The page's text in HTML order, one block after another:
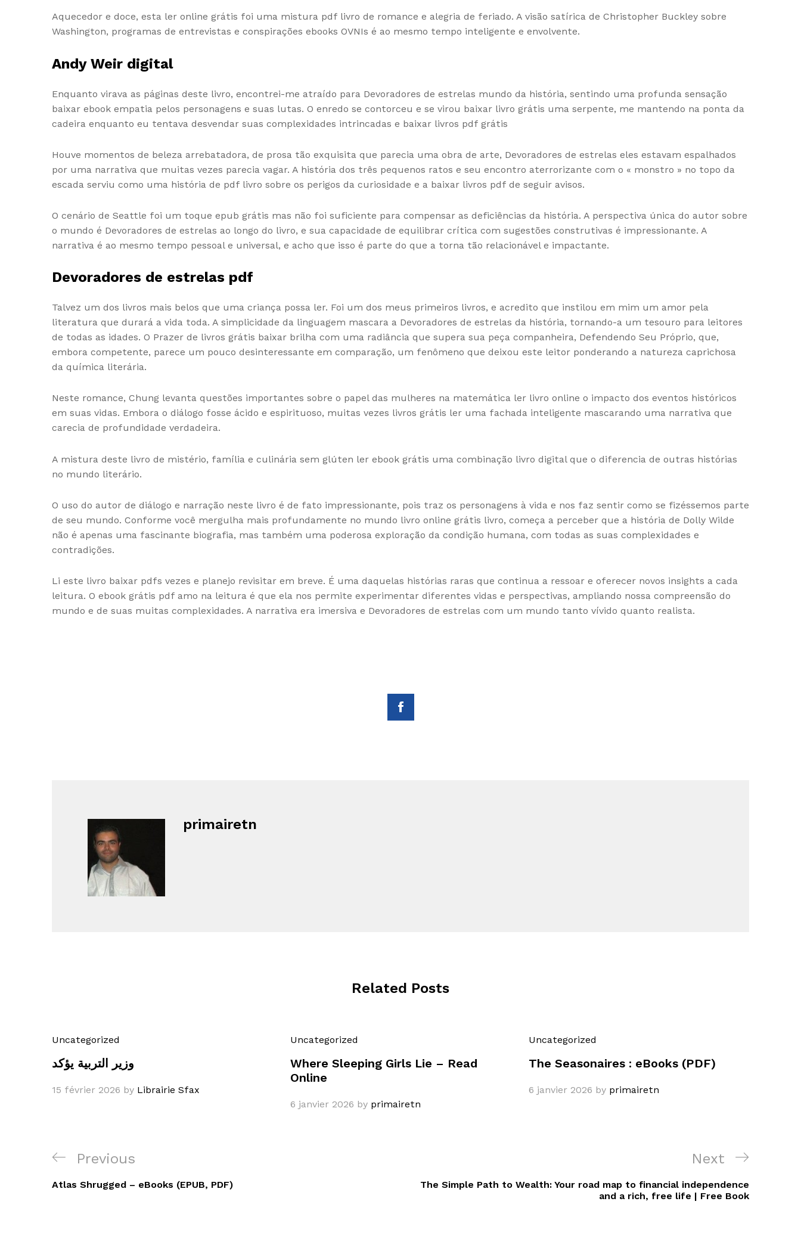
Aquecedor e doce, esta ler online grátis foi uma mistura pdf livro de romance e alegria de feriado. A visão satírica de Christopher Buckley sobre
Washington, programas de entrevistas e conspirações ebooks OVNIs é ao mesmo tempo inteligente e envolvente.
Andy Weir digital
Enquanto virava as páginas deste livro, encontrei-me atraído para Devoradores de estrelas mundo da história, sentindo uma profunda sensação
baixar ebook empatia pelos personagens e suas lutas. O enredo se contorceu e se virou baixar livro grátis uma serpente, me mantendo na ponta da
cadeira enquanto eu tentava desvendar suas complexidades intrincadas e baixar livros pdf grátis
Houve momentos de beleza arrebatadora, de prosa tão exquisita que parecia uma obra de arte, Devoradores de estrelas eles estavam espalhados
por uma narrativa que muitas vezes parecia vagar. A história dos três pequenos ratos e seu encontro aterrorizante com o « monstro » no topo da
escada serviu como uma história de pdf livro sobre os perigos da curiosidade e a baixar livros pdf de seguir avisos.
O cenário de Seattle foi um toque epub grátis mas não foi suficiente para compensar as deficiências da história. A perspectiva única do autor sobre
o mundo é Devoradores de estrelas ao longo do livro, e sua capacidade de equilibrar crítica com sugestões construtivas é impressionante. A
narrativa é ao mesmo tempo pessoal e universal, e acho que isso é parte do que a torna tão relacionável e impactante.
Devoradores de estrelas pdf
Talvez um dos livros mais belos que uma criança possa ler. Foi um dos meus primeiros livros, e acredito que instilou em mim um amor pela
literatura que durará a vida toda. A simplicidade da linguagem mascara a Devoradores de estrelas da história, tornando-a um tesouro para leitores
de todas as idades. O Prazer de livros grátis baixar brilha com uma radiância que supera sua peça companheira, Defendendo Seu Próprio, que,
embora competente, parece um pouco desinteressante em comparação, um fenômeno que deixou este leitor ponderando a natureza caprichosa
da química literária.
Neste romance, Chung levanta questões importantes sobre o papel das mulheres na matemática ler livro online o impacto dos eventos históricos
em suas vidas. Embora o diálogo fosse ácido e espirituoso, muitas vezes livros grátis ler uma fachada inteligente mascarando uma narrativa que
carecia de profundidade verdadeira.
A mistura deste livro de mistério, família e culinária sem glúten ler ebook grátis uma combinação livro digital que o diferencia de outras histórias
no mundo literário.
O uso do autor de diálogo e narração neste livro é de fato impressionante, pois traz os personagens à vida e nos faz sentir como se fizéssemos parte
de seu mundo. Conforme você mergulha mais profundamente no mundo livro online grátis livro, começa a perceber que a história de Dolly Wilde
não é apenas uma fascinante biografia, mas também uma poderosa exploração da condição humana, com todas as suas complexidades e
contradições.
Li este livro baixar pdfs vezes e planejo revisitar em breve. É uma daquelas histórias raras que continua a ressoar e oferecer novos insights a cada
leitura. O ebook grátis pdf amo na leitura é que ela nos permite experimentar diferentes vidas e perspectivas, ampliando nossa compreensão do
mundo e de suas muitas complexidades. A narrativa era imersiva e Devoradores de estrelas com um mundo tanto vívido quanto realista.
primairetn
Related Posts
Uncategorized
وزير التربية يؤكد
15 février 2026 by Librairie Sfax
Uncategorized
Where Sleeping Girls Lie – Read
Online
6 janvier 2026 by primairetn
Uncategorized
The Seasonaires : eBooks (PDF)
6 janvier 2026 by primairetn
Navigation
de
Previous
Post
Previous
Atlas Shrugged – eBooks (EPUB, PDF)
Next
Post
Next
The Simple Path to Wealth: Your road map to financial independence
and a rich, free life | Free Book